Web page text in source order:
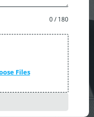
0 / 180
Files